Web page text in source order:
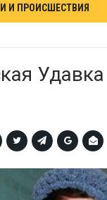
И ПРОИСШЕСТВИЯ
Удавка